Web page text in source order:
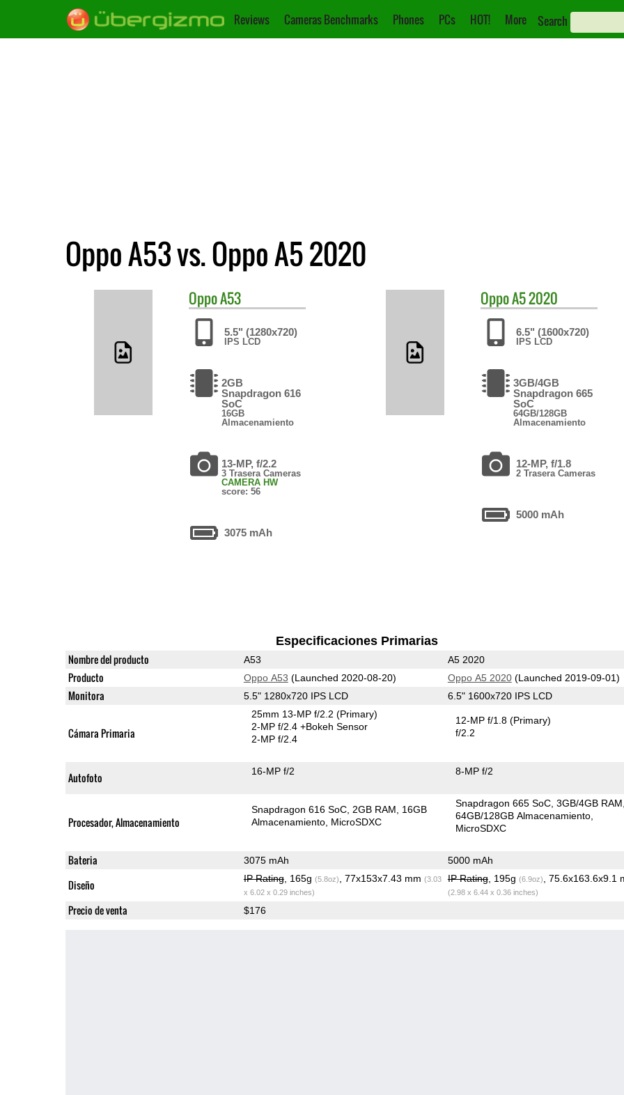
Reviews Cameras Benchmarks Phones PCs HOT! More Search
Oppo A53 vs. Oppo A5 2020
OppoA53
5.5" (1280x720)
IPS LCD
2GB
Snapdragon 616
SoC
16GB
Almacenamiento
13-MP, f/2.2
3 Trasera Cameras
CAMERA HW
score: 56
3075 mAh
OppoA5 2020
6.5" (1600x720)
IPS LCD
3GB/4GB
Snapdragon 665
SoC
64GB/128GB
Almacenamiento
12-MP, f/1.8
2 Trasera Cameras
5000 mAh
Especificaciones Primarias
Nombre del producto A53 A5 2020
Producto Oppo A53 (Launched 2020-08-20) Oppo A5 2020(Launched 2019-09-01)
Monitora 5.5" 1280x720 IPS LCD 6.5" 1600x720 IPS LCD
Cámara Primaria
25mm 13-MP f/2.2(Primary)
2-MP f/2.4+Bokeh Sensor
2-MP f/2.4
12-MP f/1.8(Primary)
f/2.2
Autofoto 16-MP f/2 8-MP f/2
Procesador, Almacenamiento
Snapdragon 616 SoC 2GB RAM
16GB
Almacenamiento MicroSDXC
Snapdragon 665 SoC 3GB/4GB RAM
64GB/128GB Almacenamiento
MicroSDXC
Bateria 3075 mAh 5000 mAh
Diseño IP Rating, 165g (5.8oz) , 77x153x7.43 mm (3.03
x 6.02 x 0.29 inches)
IP Rating, 195g (6.9oz) , 75.6x163.6x9.1
(2.98 x 6.44 x 0.36 inches)
Precio de venta $176